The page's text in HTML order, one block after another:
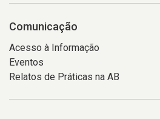
Comunicação
Acesso à Informação
Eventos
Relatos de Práticas na AB